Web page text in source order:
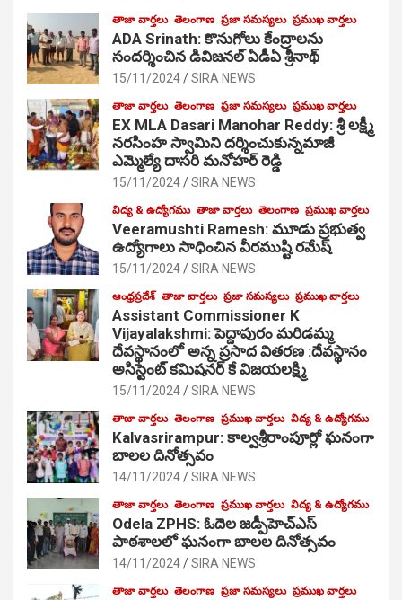
తాజా వార్తలు తెలంగాణ ప్రజా సమస్యలు ప్రముఖ వార్తలు
ADA Srinath: కొనుగోలు కేంద్రాల‌ను
సంద‌ర్శించిన డివిజనల్ ఏడీఏ శ్రీనాథ్
15/11/2024 SIRA NEWS
తాజా వార్తలు తెలంగాణ ప్రజా సమస్యలు ప్రముఖ వార్తలు
EX MLA Dasari Manohar Reddy: శ్రీ లక్ష్మీ
నరసింహ స్వామిని దర్శించుకున్నమాజీ
ఎమ్మెల్యే దాసరి మనోహర్ రెడ్డి
15/11/2024 SIRA NEWS
విద్య & ఉద్యోగము తాజా వార్తలు తెలంగాణ ప్రముఖ వార్తలు
Veeramushti Ramesh: మూడు ప్రభుత్వ
ఉద్యోగాలు సాధించిన వీరముష్టి రమేష్
15/11/2024 SIRA NEWS
ఆంధ్రప్రదేశ్ తాజా వార్తలు ప్రజా సమస్యలు ప్రముఖ వార్తలు
Assistant Commissioner K
Vijayalakshmi: పెద్దాపురం మరిడమ్మ
దేవస్థానంలో అన్న ప్రసాద వితరణ :దేవస్థానం
అసిస్టెంట్ కమిషనర్ కే విజయలక్ష్మి
15/11/2024 SIRA NEWS
తాజా వార్తలు తెలంగాణ ప్రముఖ వార్తలు విద్య & ఉద్యోగము
Kalvasrirampur: కాల్వశ్రీరాంపూర్లో ఘనంగా
బాలల దినోత్సవం
14/11/2024 SIRA NEWS
తాజా వార్తలు తెలంగాణ ప్రముఖ వార్తలు విద్య & ఉద్యోగము
Odela ZPHS: ఓదెల జ‌డ్పీహెచ్ఎస్
పాఠ‌శాల‌లో ఘనంగా బాలల దినోత్సవం
14/11/2024 SIRA NEWS
తాజా వార్తలు తెలంగాణ ప్రజా సమస్యలు ప్రముఖ వార్తలు